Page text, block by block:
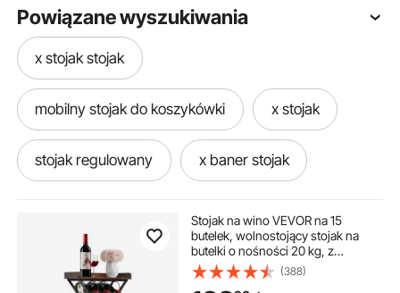
Powiązane wyszukiwania
x stojak stojak
mobilny stojak do koszykówki x stojak
stojak regulowany x baner stojak
stojak do jogi powietrznej
rower stojak treningowy stojak 19
Stojak na wino VEVOR na 15
butelek, wolnostojący stojak na
butelki o nośności 20 kg, z
uchwytem na szklanki i drewnianą
półką, stojak na butelki wina do
(388)